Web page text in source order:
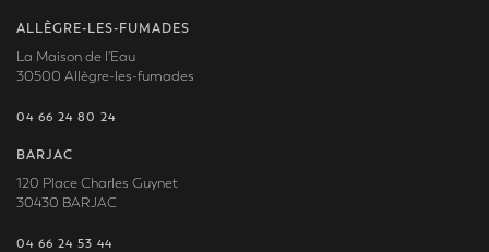
ALLÈGRE-LES-FUMADES
La Maison de l'Eau
30500 Allègre-les-fumades
04 66 24 80 24
BARJAC
120 Place Charles Guynet
30430 BARJAC
04 66 24 53 44